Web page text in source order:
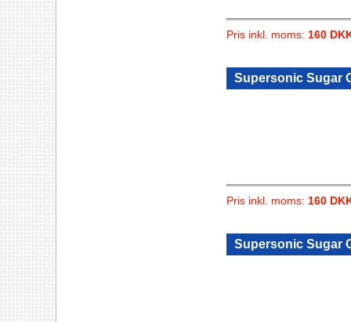
Pris inkl. moms: 160
Supersonic Sugar
Pris inkl. moms: 160
Supersonic Sugar